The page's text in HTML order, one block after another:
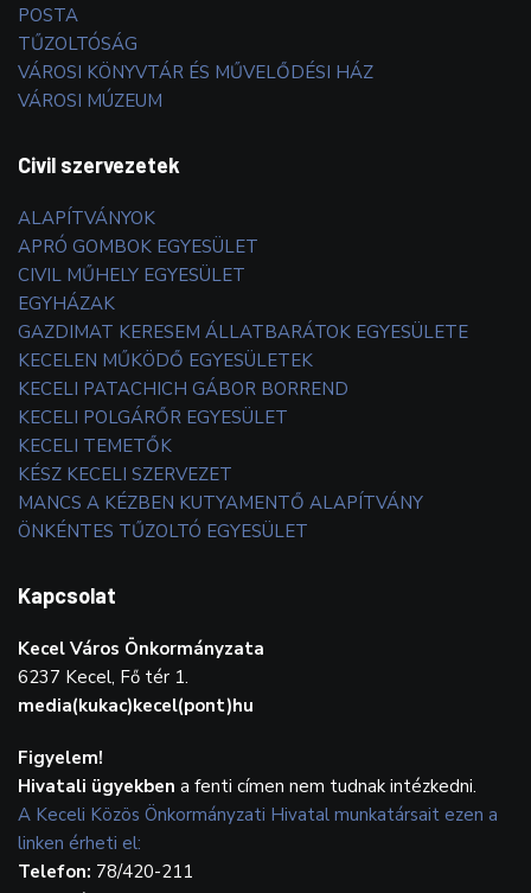
POSTA
TŰZOLTÓSÁG
VÁROSI KÖNYVTÁR ÉS MŰVELŐDÉSI HÁZ
VÁROSI MÚZEUM
Civil szervezetek
ALAPÍTVÁNYOK
APRÓ GOMBOK EGYESÜLET
CIVIL MŰHELY EGYESÜLET
EGYHÁZAK
GAZDIMAT KERESEM ÁLLATBARÁTOK EGYESÜLETE
KECELEN MŰKÖDŐ EGYESÜLETEK
KECELI PATACHICH GÁBOR BORREND
KECELI POLGÁRŐR EGYESÜLET
KECELI TEMETŐK
KÉSZ KECELI SZERVEZET
MANCS A KÉZBEN KUTYAMENTŐ ALAPÍTVÁNY
ÖNKÉNTES TŰZOLTÓ EGYESÜLET
Kapcsolat
Kecel Város Önkormányzata
6237 Kecel, Fő tér 1.
media(kukac)kecel(pont)hu
Figyelem!
Hivatali ügyekben a fenti címen nem tudnak intézkedni.
A Keceli Közös Önkormányzati Hivatal munkatársait ezen a
linken érheti el:
Telefon: 78/420-211